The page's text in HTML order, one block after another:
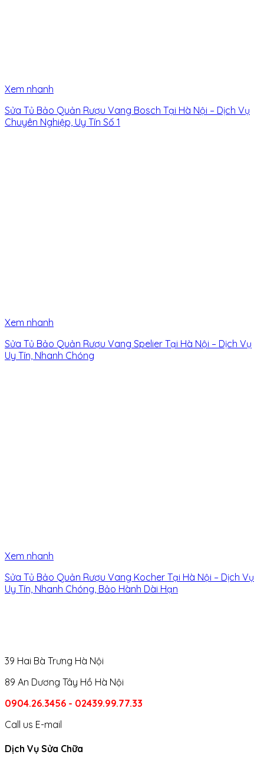
Xem nhanh
Sửa Tủ Bảo Quản Rượu Vang Bosch Tại Hà Nội – Dịch Vụ
Chuyên Nghiệp, Uy Tín Số 1
Xem nhanh
Sửa Tủ Bảo Quản Rượu Vang Spelier Tại Hà Nội – Dịch Vụ
Uy Tín, Nhanh Chóng
Xem nhanh
Sửa Tủ Bảo Quản Rượu Vang Kocher Tại Hà Nội – Dịch Vụ
Uy Tín, Nhanh Chóng, Bảo Hành Dài Hạn
39 Hai Bà Trưng Hà Nội
89 An Dương Tây Hồ Hà Nội
0904.26.3456 - 02439.99.77.33
Call us E-mail
Dịch Vụ Sửa Chữa